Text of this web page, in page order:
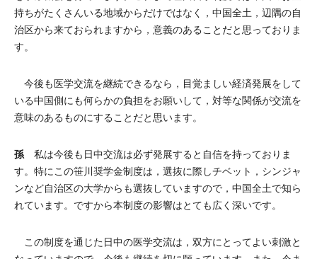
持ちがたくさんいる地域からだけではなく，中国全土，辺隅の自
治区から来ておられますから，意義のあることだと思っておりま
す。
今後も医学交流を継続できるなら，目覚ましい経済発展をして
いる中国側にも何らかの負担をお願いして，対等な関係が交流を
意味のあるものにすることだと思います。
孫 私は今後も日中交流は必ず発展すると自信を持っておりま
す。特にこの笹川奨学金制度は，選抜に際しチベット，シンジャ
ンなど自治区の大学からも選抜していますので，中国全土で知ら
れています。ですから本制度の影響はとても広く深いです。
この制度を通じた日中の医学交流は，双方にとってよい刺激と